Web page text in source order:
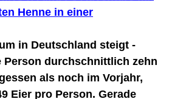
in Deutschland steigt -
Person durchschnittlich zehn
als noch im Vorjahr,
Eier pro Person. Gerade